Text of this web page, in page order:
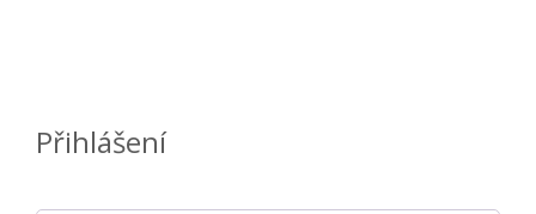
Přihlášení